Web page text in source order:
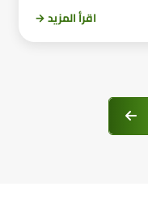
اقرأ المزيد →